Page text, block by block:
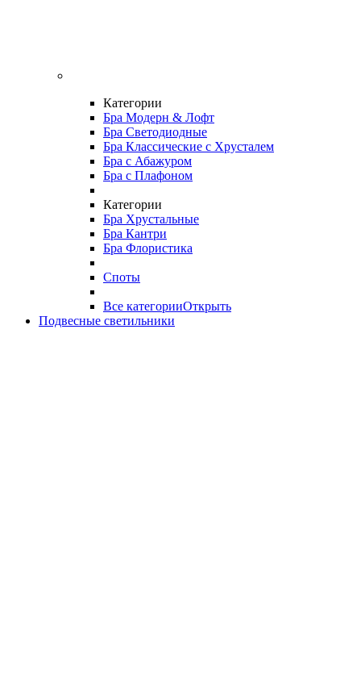
Категории
Бра Модерн & Лофт
Бра Светодиодные
Бра Классические с Хрусталем
Бра с Абажуром
Бра с Плафоном
Категории
Бра Хрустальные
Бра Кантри
Бра Флористика
Споты
Все категорииОткрыть
Подвесные светильники